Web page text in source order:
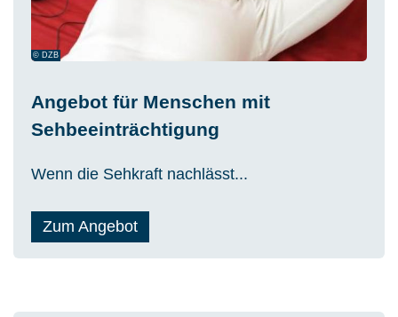
© DZB
Angebot für Menschen mit
Sehbeeinträchtigung
Wenn die Sehkraft nachlässt...
Zum Angebot